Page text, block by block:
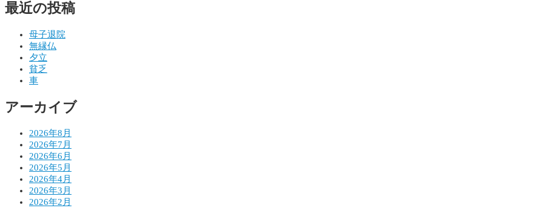
ビ
ン
最近の投稿
母子退院
無縁仏
夕立
貧乏
車
アーカイブ
2026年8月
2026年7月
2026年6月
2026年5月
2026年4月
2026年3月
2026年2月